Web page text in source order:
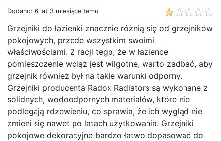
Dodano: 6 lat 3 miesiące temu
Grzejniki do łazienki znacznie różnią się od grzejników
pokojowych, przede wszystkim swoimi
właściwościami. Z racji tego, że w łazience
pomieszczenie wciąż jest wilgotne, warto zadbać, aby
grzejnik również był na takie warunki odporny.
Grzejniki producenta Radox Radiators są wykonane z
solidnych, wodoodpornych materiałów, które nie
podlegają rdzewieniu, co sprawia, że ich wygląd nie
zmieni się nawet po latach użytkowania. Grzejniki
pokojowe dekoracyjne bardzo łatwo dopasować do